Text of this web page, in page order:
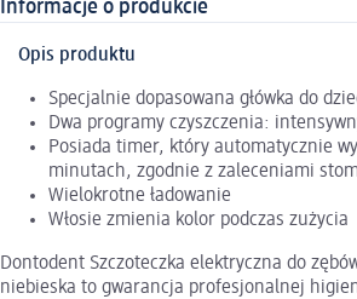
Informacje o produkcie
Opis produktu
Specjalnie dopasowana główka do
Dwa programy czyszczenia:
Posiada timer, który automatycznie
minutach, zgodnie z zaleceniami
Wielokrotne ładowanie
Włosie zmienia kolor podczas zużycia
Dontodent Szczoteczka elektryczna do
niebieska to gwarancja profesjonalnej